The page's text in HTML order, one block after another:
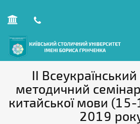
ІІ
методичний
китайської мови
2019